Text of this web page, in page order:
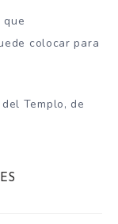
que
colocar para
Templo, de